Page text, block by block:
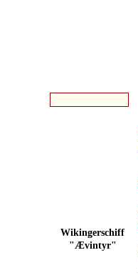
Wikingerschiff
"Ævintyr"